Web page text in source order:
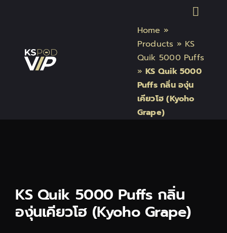
หน้าแรก
สินค้า Kardinal Stick
สินค้า Relx
บทความบุหรี่ไฟฟ้า
Home »
Products » KS
Quik 5000 Puffs
»KS Quik 5000
Puffs กลิ่น องุ่น
เคียวโฮ (Kyoho
Grape)
KS Quik 5000 Puffs กลิ่น
องุ่นเคียวโฮ (Kyoho Grape)